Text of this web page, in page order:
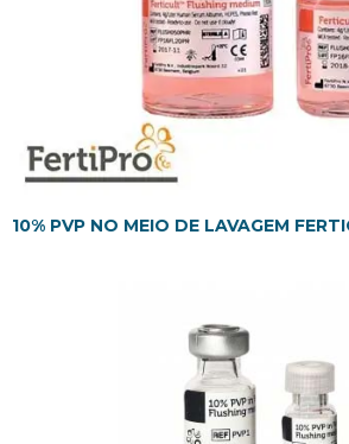
10% PVP NO MEIO DE LAVAGEM